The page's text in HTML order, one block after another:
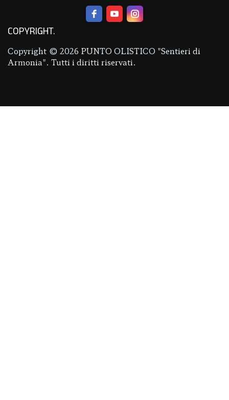
COPYRIGHT
Copyright © 2026 PUNTO OLISTICO "Sentieri di
Armonia". Tutti i diritti riservati.